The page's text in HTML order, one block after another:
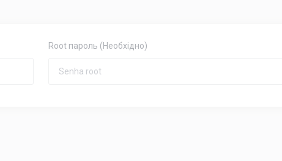
Root пароль (Необхідно)